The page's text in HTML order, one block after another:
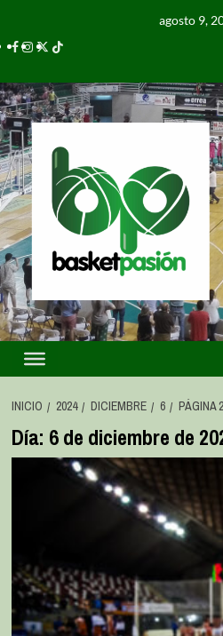
agosto 9,
INICIO 2024 DICIEMBRE 6 PÁGINA 2
Día: 6 de diciembre de